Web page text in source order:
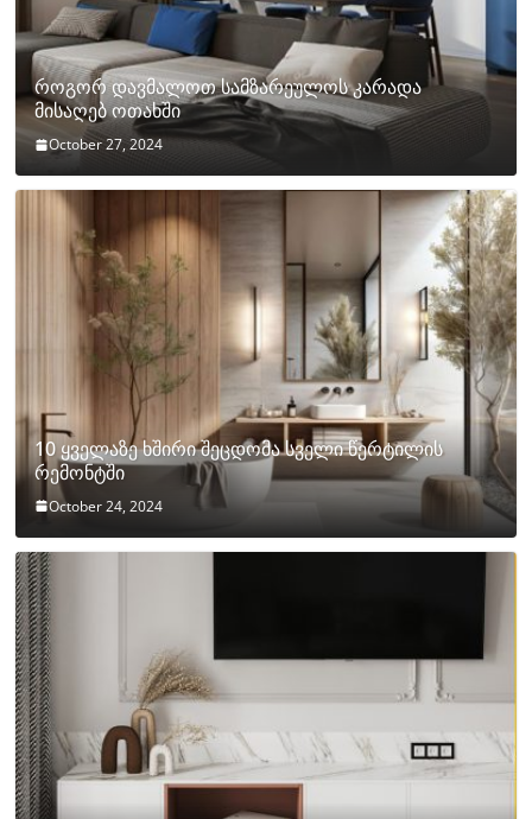
როგორ დავმალოთ სამზარეულოს კარადა
მისაღებ ოთახში
October 27, 2024
10 ყველაზე ხშირი შეცდომა სველი წერტილის
რემონტში
October 24, 2024